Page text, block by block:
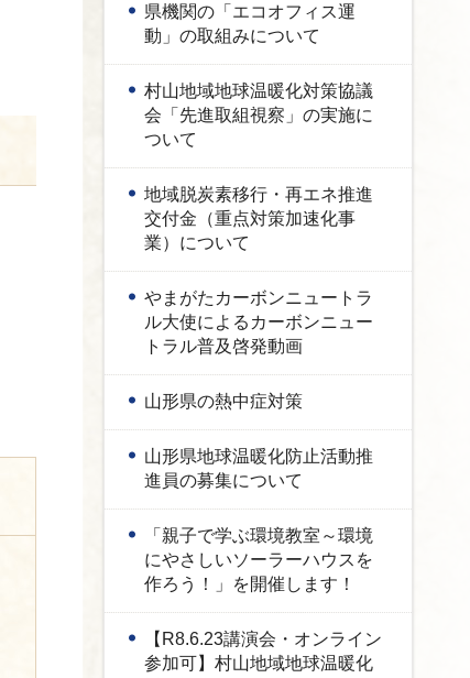
県機関の「エコオフィス運
動」の取組みについて
村山地域地球温暖化対策協議
会「先進取組視察」の実施に
ついて
地域脱炭素移行・再エネ推進
交付金（重点対策加速化事
業）について
やまがたカーボンニュートラ
ル大使によるカーボンニュー
トラル普及啓発動画
山形県の熱中症対策
山形県地球温暖化防止活動推
進員の募集について
「親子で学ぶ環境教室～環境
にやさしいソーラーハウスを
作ろう！」を開催します！
【R8.6.23講演会・オンライン
参加可】村山地域地球温暖化